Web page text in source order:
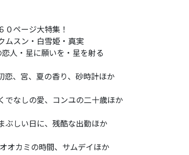
ページ大特集！
ムスン・白雪姫・真実
人・星に願いを・星を射る
、宮、夏の香り、砂時計ほか
なしの愛、コンユの二十歳ほか
しい日に、残酷な出勤ほか
オカミの時間、サムデイほか